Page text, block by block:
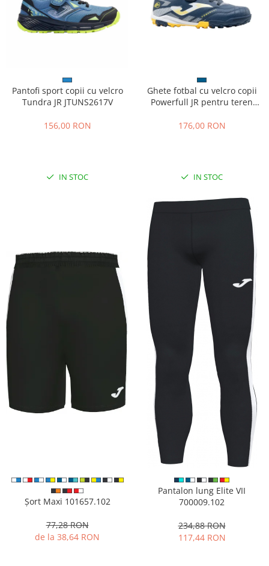
Pantofi sport copii cu velcro
Tundra JR JTUNS2617V
156,00 RON
IN STOC
Ghete fotbal cu velcro copii
Powerfull JR pentru teren
176,00 RON
IN STOC
Șort Maxi 101657.102
77,28 RON
de la 38,64 RON
Pantalon lung Elite VII
700009.102
234,88 RON
117,44 RON